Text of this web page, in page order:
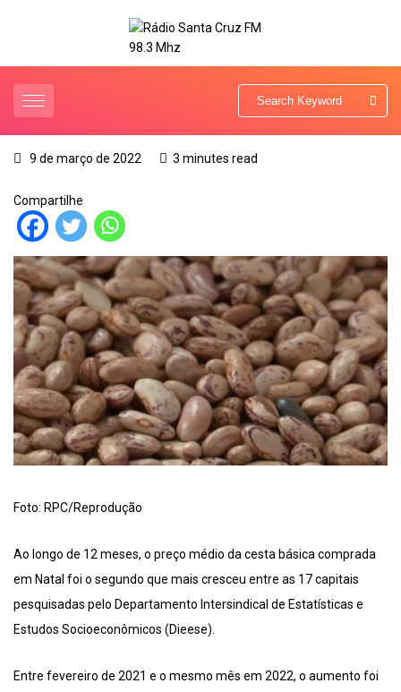
9 de março de 2022 3 minutes read
Compartilhe
Foto: RPC/Reprodução
Ao longo de 12 meses, o preço médio da cesta básica comprada
em Natal foi o segundo que mais cresceu entre as 17 capitais
pesquisadas pelo Departamento Intersindical de Estatísticas e
Estudos Socioeconômicos (Dieese).
Entre fevereiro de 2021 e o mesmo mês em 2022, o aumento foi